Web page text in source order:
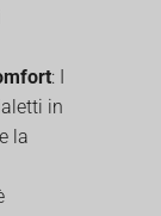
: I
in
la